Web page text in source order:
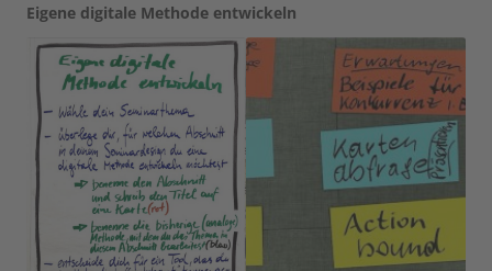
Eigene digitale Methode entwickeln